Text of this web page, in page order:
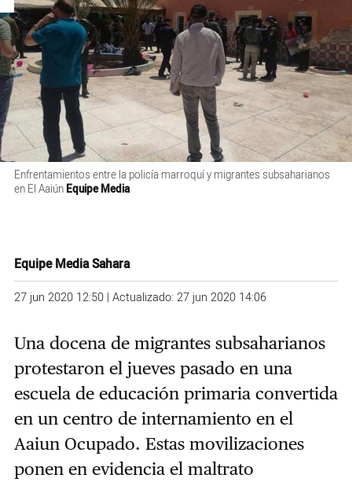
Enfrentamientos entre la policía marroquí y migrantes subsaharianos
en El Aaiún Equipe Media
Equipe Media Sahara
27 jun 2020 12:50 | Actualizado: 27 jun 2020 14:06
Una docena de migrantes subsaharianos
protestaron el jueves pasado en una
escuela de educación primaria convertida
en un centro de internamiento en el
Aaiun Ocupado. Estas movilizaciones
ponen en evidencia el maltrato